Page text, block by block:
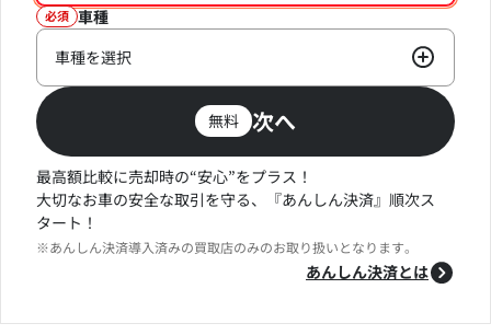
必須 車種
車種を選択
無料 次へ
最高額比較に売却時の“安心”をプラス！
大切なお車の安全な取引を守る、『あんしん決済』順次ス
タート！
※あんしん決済導入済みの買取店のみのお取り扱いとなります。
あんしん決済とは